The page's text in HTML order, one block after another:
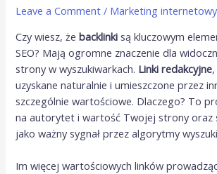
Leave a Comment / Marketing internetowy
Czy wiesz, żebacklinki są kluczowym
SEO? Mają ogromne znaczenie dla
strony w wyszukiwarkach. Linki redakcyjne
uzyskane naturalnie i umieszczone przez
szczególnie wartościowe. Dlaczego? To
na autorytet i wartość Twojej strony oraz
jako ważny sygnał przez algorytmy
Im więcej wartościowych linków